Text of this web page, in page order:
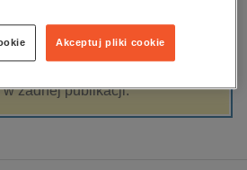
technologie, informatyka
Filtrowanie
żadnej publikacji.
Akceptuj pliki cookie